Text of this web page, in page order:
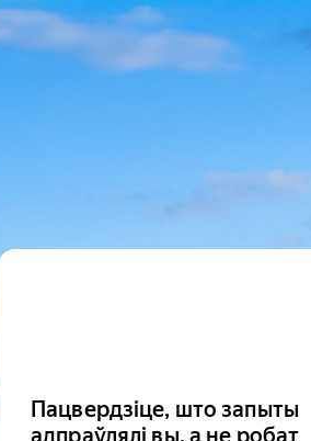
Пацвердзіце, што запыты
адпраўлялі вы, а не робат